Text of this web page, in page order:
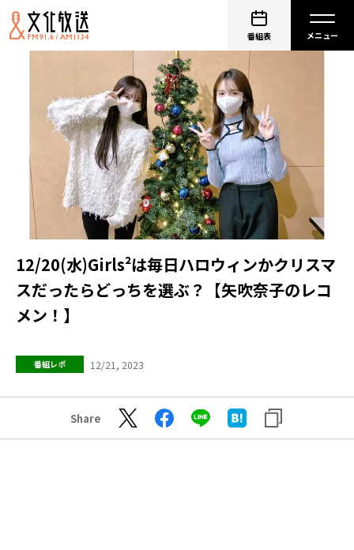
番組表
12/20(水)Girls²は毎日ハロウィンかクリスマ
スだったらどっちを選ぶ？【矢吹奈子のレコ
メン！】
番組レポ 12/21, 2023
Share